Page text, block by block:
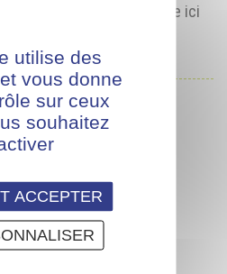
à l'AFPIA commence ici
utilise des
vous donne
sur ceux
souhaitez
ACCEPTER